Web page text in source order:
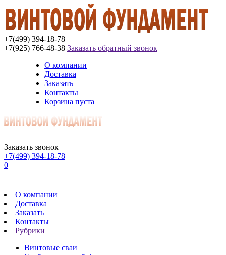
+7(499) 394-18-78
+7(925) 766-48-38 Заказать обратный звонок
О компании
Доставка
Заказать
Контакты
Корзина пуста
Заказать звонок
+7(499) 394-18-78
0
О компании
Доставка
Заказать
Контакты
Рубрики
Винтовые сваи